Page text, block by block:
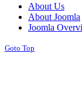
About Us
About Joomla
Joomla
Goto Top